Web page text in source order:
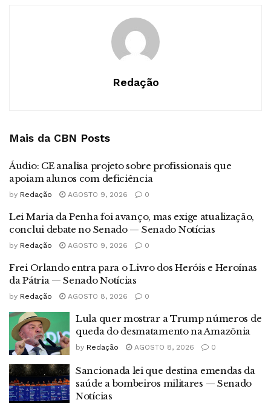
Redação
Mais da CBN Posts
Áudio: CE analisa projeto sobre profissionais que
apoiam alunos com deficiência
by Redação AGOSTO 9, 2026 0
Lei Maria da Penha foi avanço, mas exige atualização,
conclui debate no Senado — Senado Notícias
by Redação AGOSTO 9, 2026 0
Frei Orlando entra para o Livro dos Heróis e Heroínas
da Pátria — Senado Notícias
by Redação AGOSTO 8, 2026 0
Lula quer mostrar a Trump números de
queda do desmatamento na Amazônia
by Redação AGOSTO 8, 2026 0
Sancionada lei que destina emendas da
saúde a bombeiros militares — Senado
Notícias